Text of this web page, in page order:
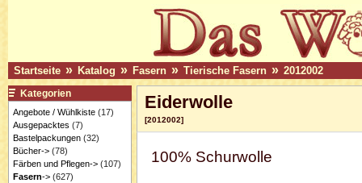
Startseite » Katalog » Fasern » Tierische Fasern » 2012002
Eiderwolle
[2012002]
100% Schurwolle
Kategorien
Angebote / Wühlkiste(17)
Ausgepacktes (7)
Bastelpackungen(32)
Bücher->(78)
Färben und Pflegen->(107)
Fasern->(627)